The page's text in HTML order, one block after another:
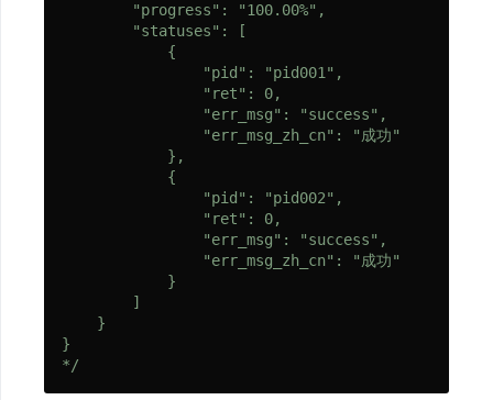
转
发
        "progress": "100.00%",
        "statuses": [
            {
                "pid": "pid001",
                "ret": 0,
                "err_msg": "success",
                "err_msg_zh_cn": "成功"
            },
            {
                "pid": "pid002",
                "ret": 0,
                "err_msg": "success",
                "err_msg_zh_cn": "成功"
            }
        ]
    }
}
*/